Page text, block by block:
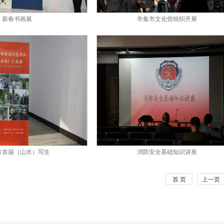
新春书画展 辛集市文化馆组织开展
首届（山水）写生 消防安全基础知识讲座
首 页 上一页